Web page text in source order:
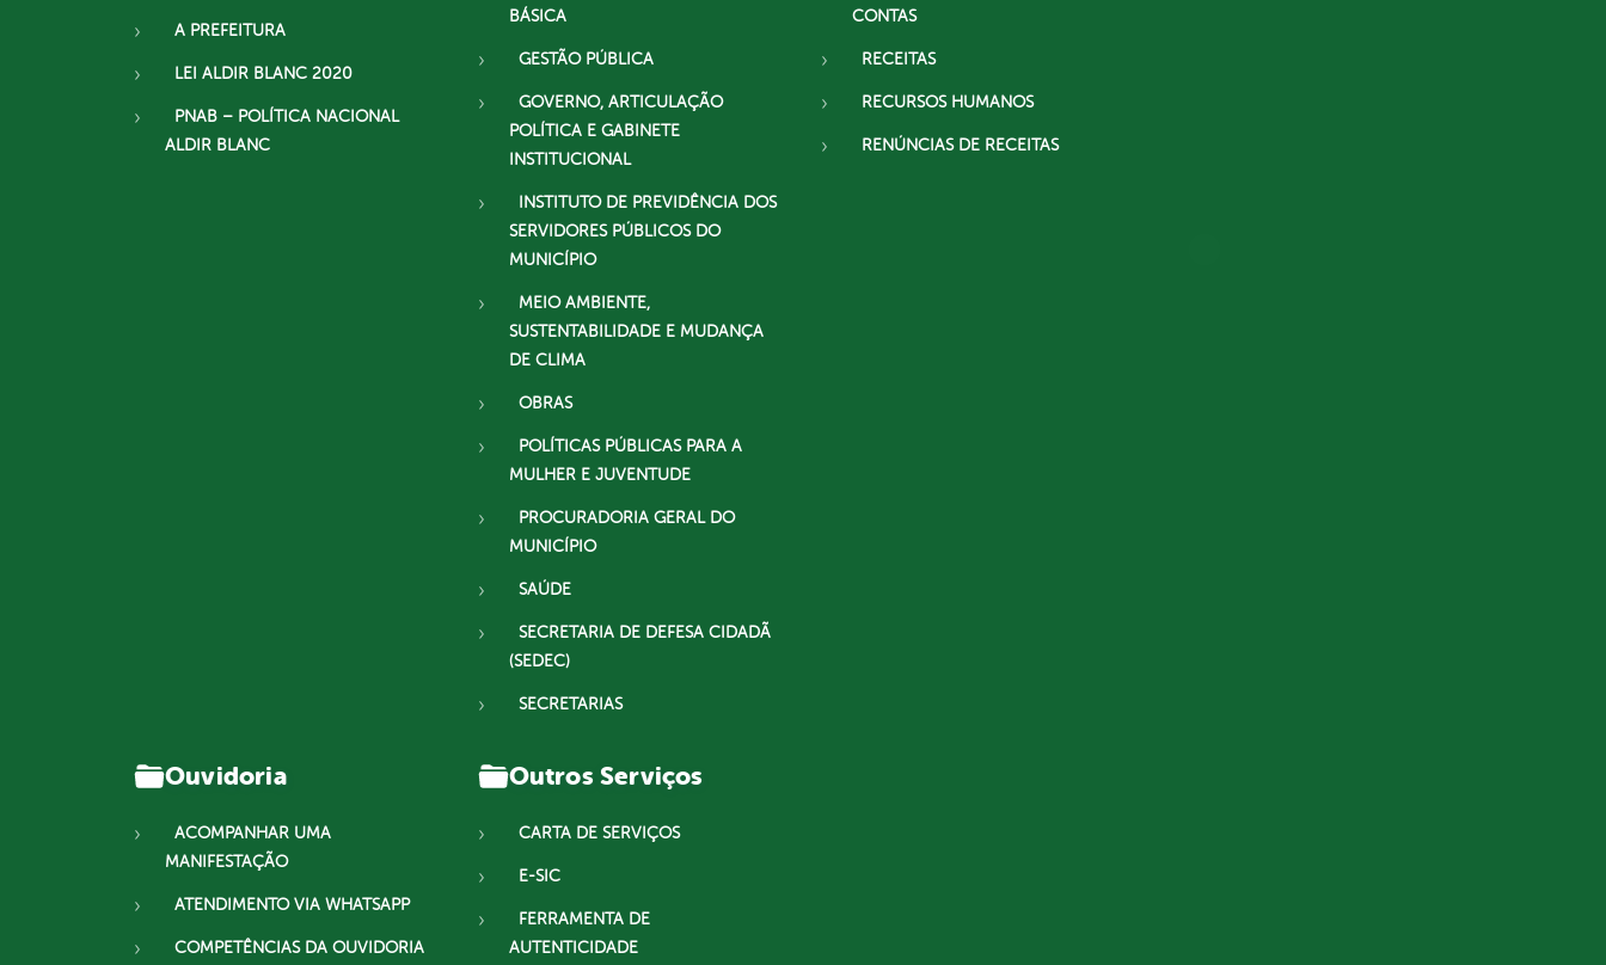
A PREFEITURA
LEI ALDIR BLANC 2020
PNAB – POLÍTICA NACIONAL
ALDIR BLANC
BÁSICA
GESTÃO PÚBLICA
GOVERNO, ARTICULAÇÃO
POLÍTICA E GABINETE
INSTITUCIONAL
INSTITUTO DE PREVIDÊNCIA DOS
SERVIDORES PÚBLICOS DO
MUNICÍPIO
MEIO AMBIENTE,
SUSTENTABILIDADE E MUDANÇA
DE CLIMA
OBRAS
POLÍTICAS PÚBLICAS PARA A
MULHER E JUVENTUDE
PROCURADORIA GERAL DO
MUNICÍPIO
SAÚDE
SECRETARIA DE DEFESA CIDADÃ
(SEDEC)
SECRETARIAS
CONTAS
RECEITAS
RECURSOS HUMANOS
RENÚNCIAS DE RECEITAS
Ouvidoria
ACOMPANHAR UMA
MANIFESTAÇÃO
ATENDIMENTO VIA WHATSAPP
COMPETÊNCIAS DA OUVIDORIA
Outros Serviços
CARTA DE SERVIÇOS
E-SIC
FERRAMENTA DE
AUTENTICIDADE